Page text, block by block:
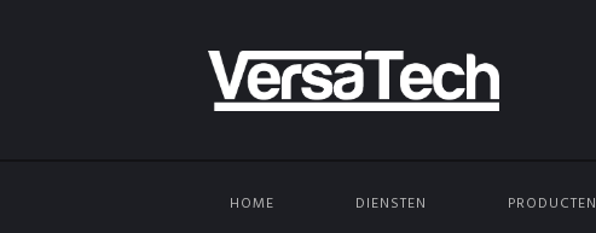
HOME DIENSTEN PRODUCTEN